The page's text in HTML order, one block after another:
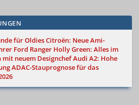
für OldiesCitroën: Neue Ami-
Ford Ranger Holly Green: Alles im
mit neuem DesignchefAudi A2: Hohe
ADAC-Stauprognose für das